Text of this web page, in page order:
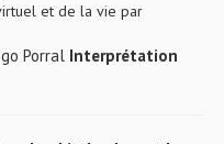
et de la vie par
Porral Interprétation